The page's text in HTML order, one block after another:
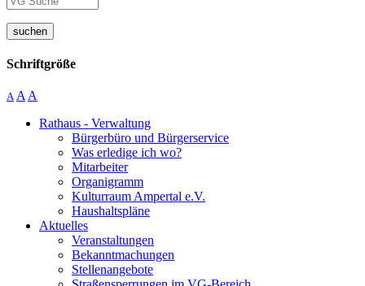
suchen
Schriftgröße
A A A
Rathaus - Verwaltung
Bürgerbüro und Bürgerservice
Was erledige ich wo?
Mitarbeiter
Organigramm
Kulturraum Ampertal e.V.
Haushaltspläne
Aktuelles
Veranstaltungen
Bekanntmachungen
Stellenangebote